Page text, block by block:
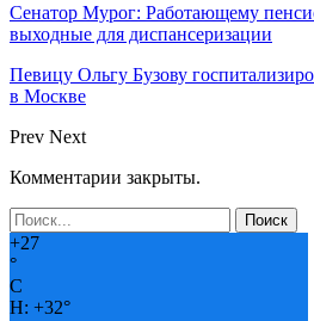
Сенатор Мурог: Работающему
выходные для диспансеризации
Певицу Ольгу Бузову
в Москве
Prev Next
Комментарии закрыты.
+27
°
C
H: +32°